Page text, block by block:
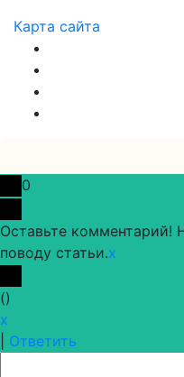
Карта сайта
0
Оставьте комментарий!
поводу статьи.x
()
x
Ответить